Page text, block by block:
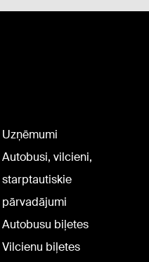
Uzņēmumi
Autobusi, vilcieni,
starptautiskie
pārvadājumi
Autobusu biļetes
Vilcienu biļetes